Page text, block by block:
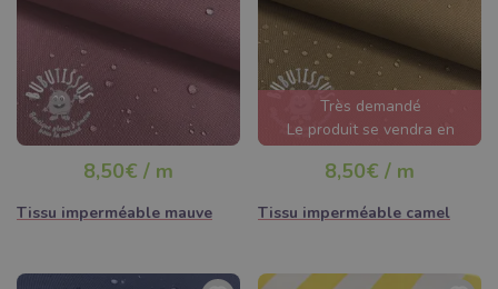
8,50€ / m
Tissu imperméable mauve
Très demandé
Le produit se vendra en
quelques heures
8,50€ / m
Tissu imperméable camel